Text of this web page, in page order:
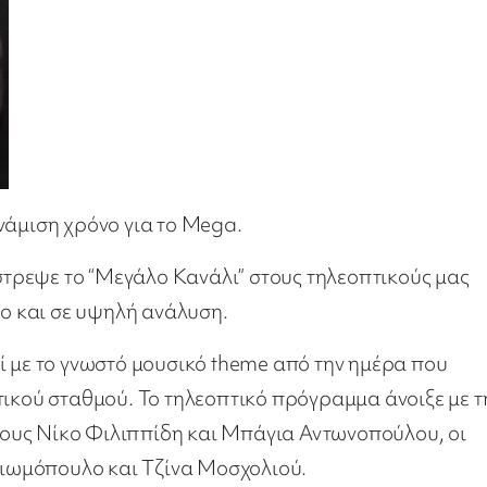
χρόνο για το Mega.
το “Μεγάλο Κανάλι” στους τηλεοπτικούς μας
και σε υψηλή ανάλυση.
το γνωστό μουσικό theme από την ημέρα που
σταθμού. Το τηλεοπτικό πρόγραμμα άνοιξε με
Νίκο Φιλιππίδη και Μπάγια Αντωνοπούλου, οι
και Τζίνα Μοσχολιού.